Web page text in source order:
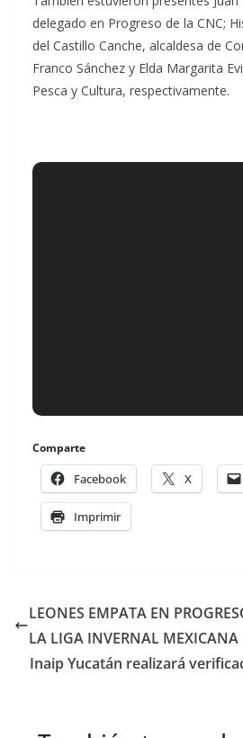
delegado en Progreso de la CNC;
del Castillo Canche, alcaldesa de
Franco Sánchez y Elda Margarita
Pesca y Cultura, respectivamente.
Comparte
Facebook X
Imprimir
LEONES EMPATA EN
LA LIGA INVERNAL MEXICANA
Inaip Yucatán realizará